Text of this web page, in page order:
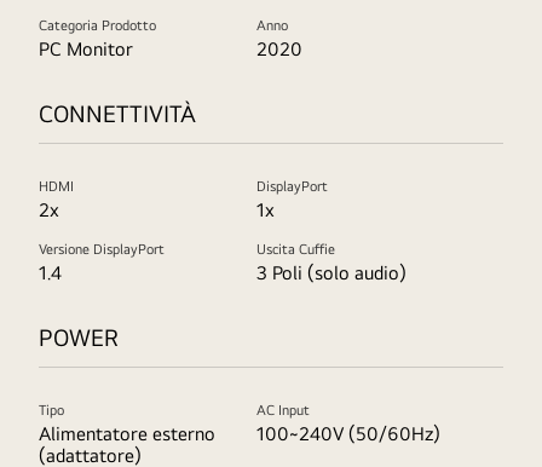
Categoria Prodotto
PC Monitor
Anno
2020
CONNETTIVITÀ
HDMI
2x
DisplayPort
1x
Versione DisplayPort
1.4
Uscita Cuffie
3 Poli (solo audio)
POWER
Tipo
Alimentatore esterno
(adattatore)
AC Input
100~240V (50/60Hz)